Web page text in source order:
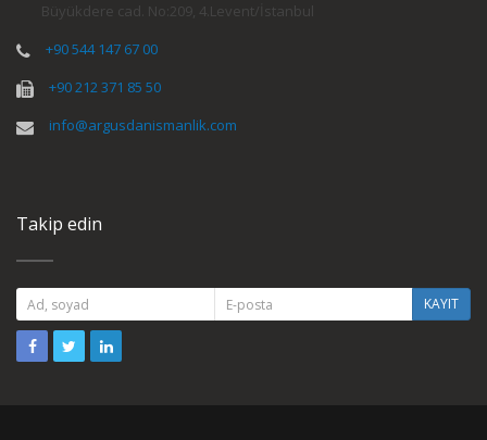
Büyükdere cad. No:209, 4.Levent/İstanbul
+90 544 147 67 00
+90 212 371 85 50
info@argusdanismanlik.com
Takip edin
KAYIT